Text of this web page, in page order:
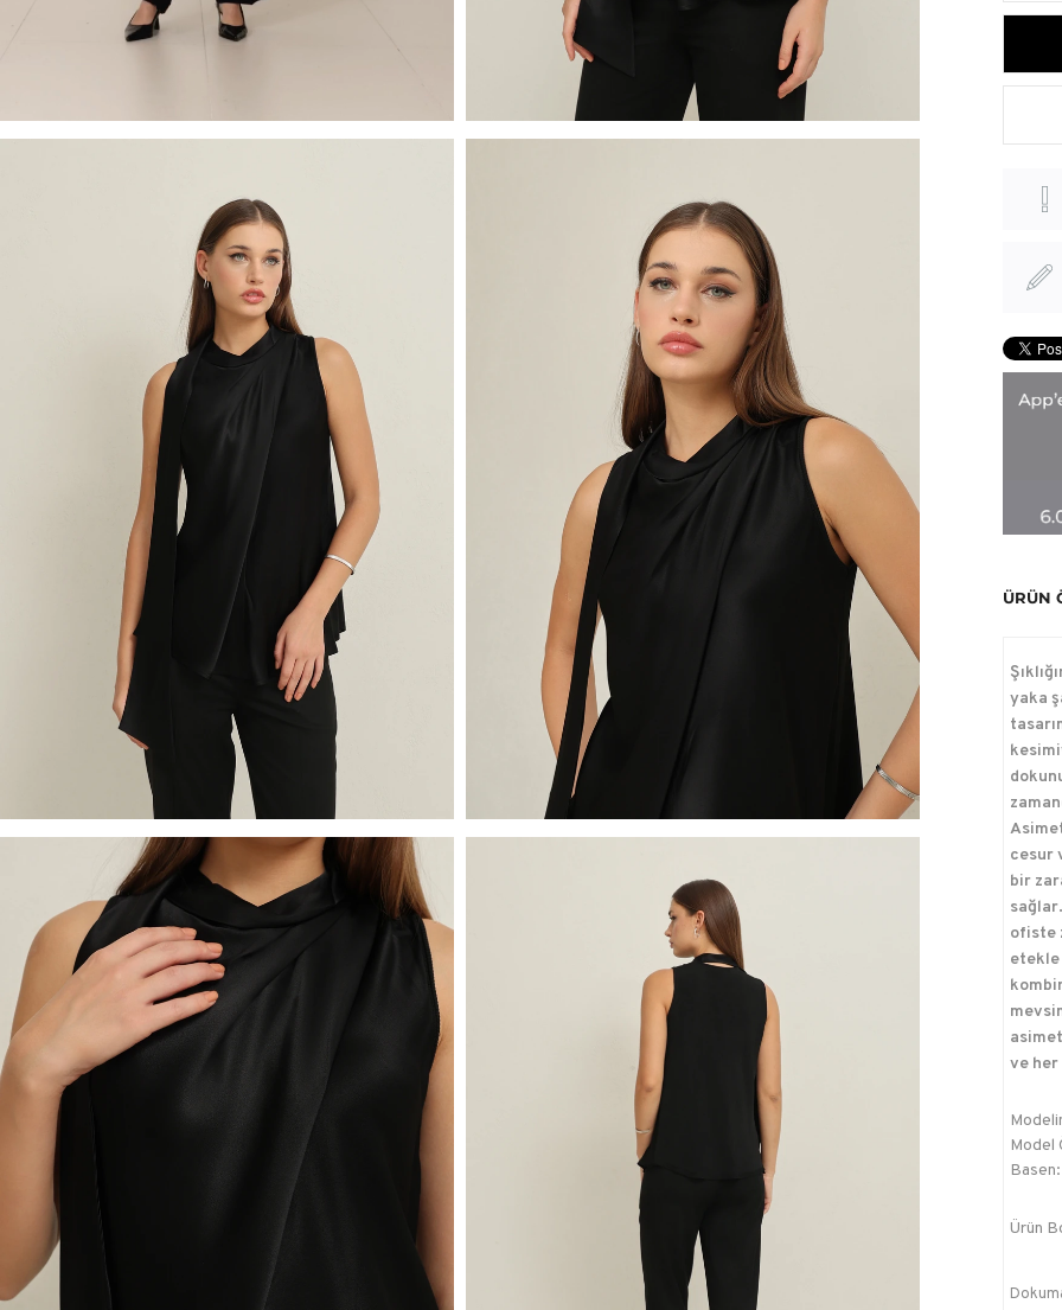
ÜRÜN
yaka
cesur
bir
ofiste
etekle
ve her
Model
Ürün